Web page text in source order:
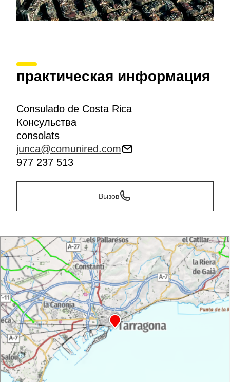
практическая информация
Consulado de Costa Rica
Консульства
consolats
junca@comunired.com
977 237 513
Вызов